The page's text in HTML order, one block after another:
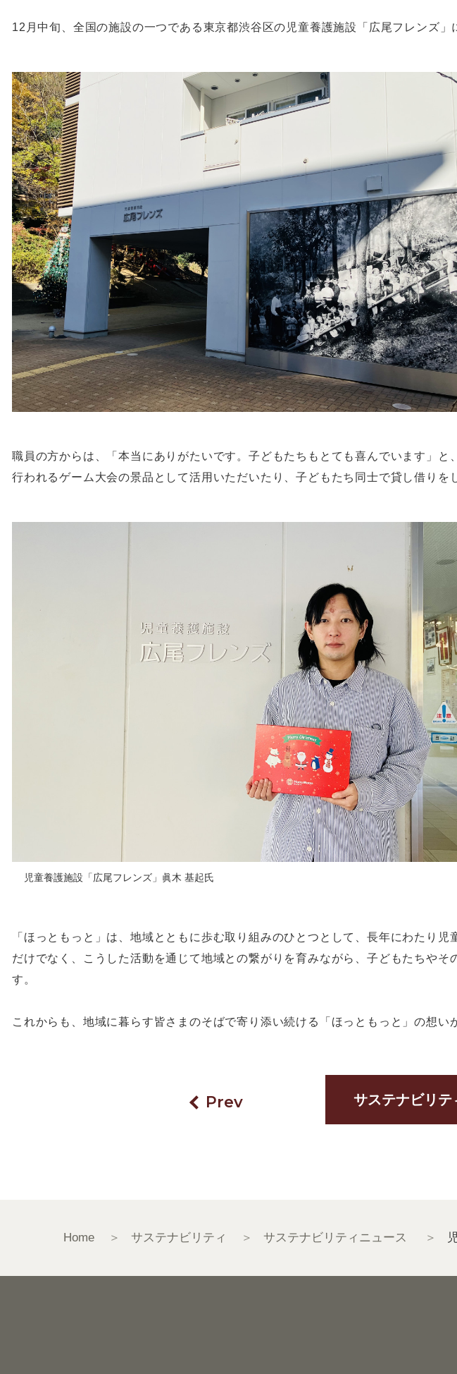
12月中旬、全国の施設の一つである東京都渋谷区の児童養護施設「広尾フレンズ
職員の方からは、「本当にありがたいです。子どもたちもとても喜んでいます」
行われるゲーム大会の景品として活用いただいたり、子どもたち同士で貸し借りを
児童養護施設「広尾フレンズ」眞木 基起氏
「ほっともっと」は、地域とともに歩む取り組みのひとつとして、長年にわたり
だけでなく、こうした活動を通じて地域との繋がりを育みながら、子どもたちや
す。
これからも、地域に暮らす皆さまのそばで寄り添い続ける「ほっともっと」の想
Prev サステナビリテ
Home サステナビリティ サステナビリティニュース